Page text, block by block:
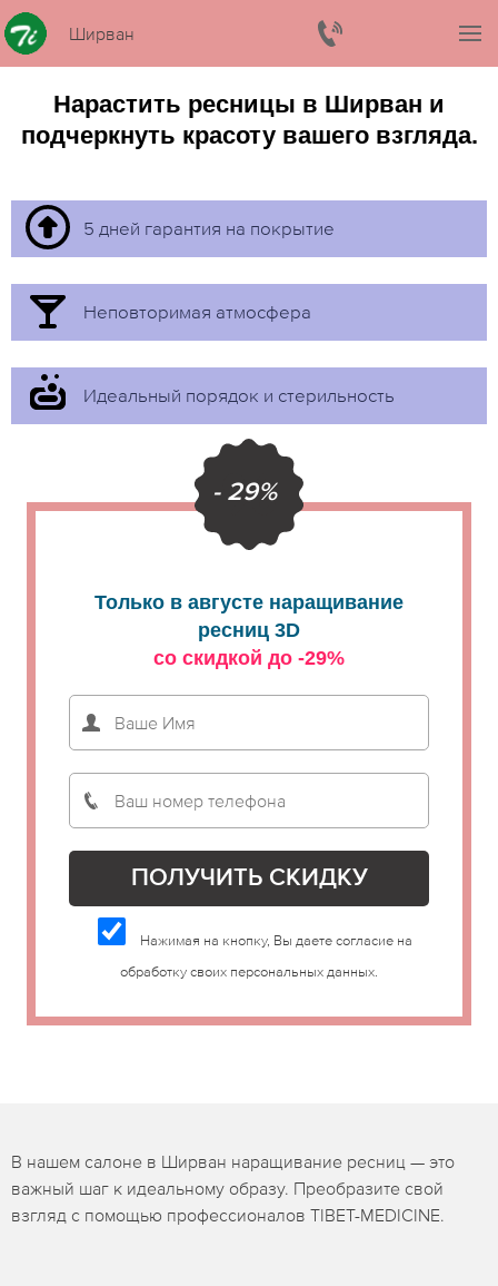
Ширван
Нарастить ресницы в Ширван и
подчеркнуть красоту вашего взгляда.
5 дней гарантия на покрытие
Неповторимая атмосфера
Идеальный порядок и стерильность
- 29%
Только в августе наращивание
ресниц 3D
со скидкой до -29%
Нажимая на кнопку, Вы даете согласие на
обработку своих персональных данных.
В нашем салоне в Ширван наращивание ресниц — это
важный шаг к идеальному образу. Преобразите свой
взгляд с помощью профессионалов TIBET-MEDICINE.